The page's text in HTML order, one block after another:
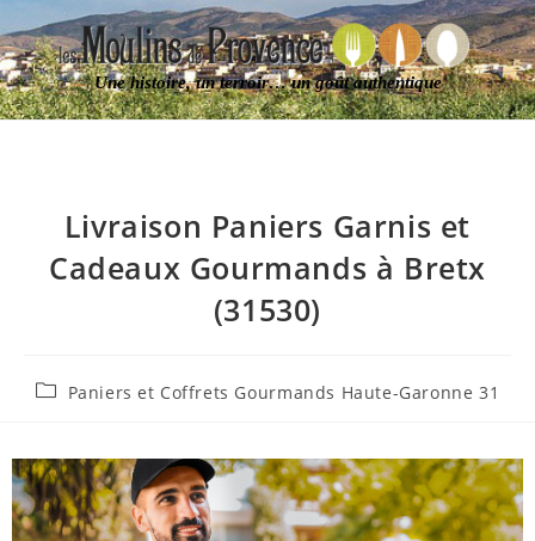
Une histoire, un terroir… un goût authentique
Livraison Paniers Garnis et
Cadeaux Gourmands à Bretx
(31530)
Paniers et Coffrets Gourmands Haute-Garonne 31